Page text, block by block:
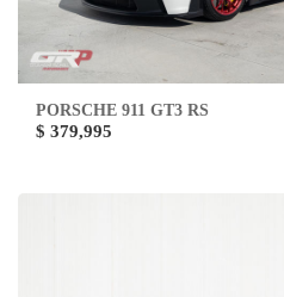
PORSCHE 911 GT3 RS
$ 379,995